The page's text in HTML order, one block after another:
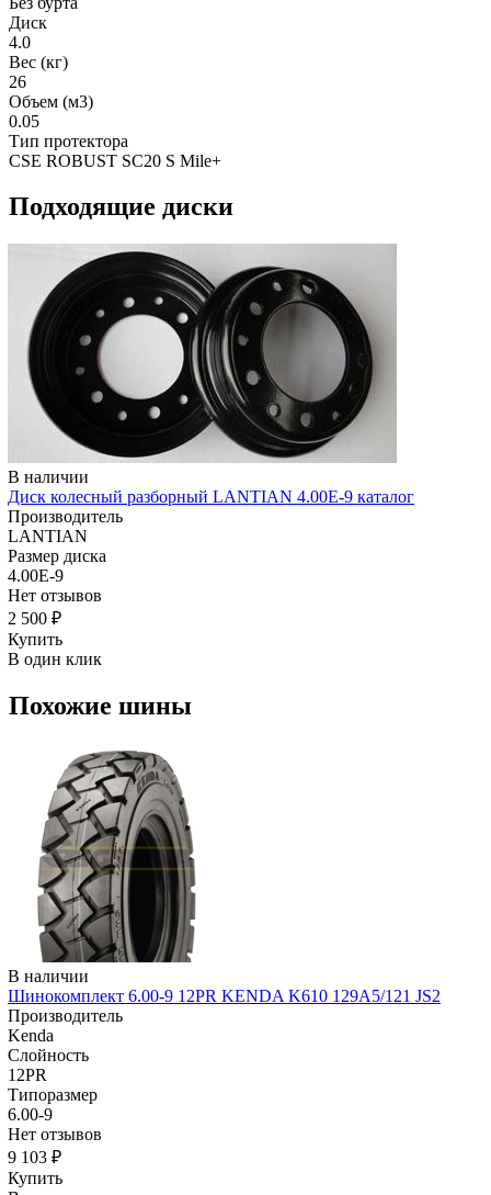
Диск
4.0
Вес (кг)
26
Объем (м3)
0.05
Тип протектора
CSE ROBUST SC20 S Mile+
Подходящие диски
В наличии
Диск колесный разборный LANTIAN 4.00E-9 каталог
Производитель
LANTIAN
Размер диска
4.00E-9
Нет отзывов
2 500 ₽
Купить
В один клик
Похожие шины
В наличии
Шинокомплект 6.00-9 12PR KENDA K610 129A5/121 JS2
Производитель
Kenda
Слойность
12PR
Типоразмер
6.00-9
Нет отзывов
9 103 ₽
Купить